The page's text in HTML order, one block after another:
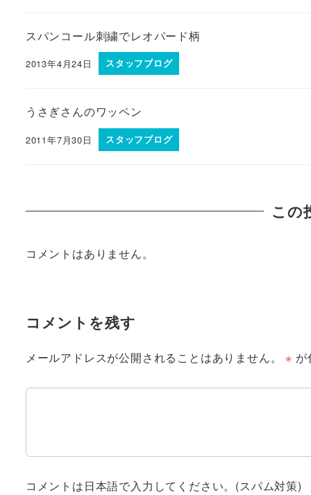
スパンコール刺繍でレオパード柄
2013年4月24日 スタッフブログ
うさぎさんのワッペン
2011年7月30日 スタッフブログ
この
コメントはありません。
コメントを残す
メールアドレスが公開されることはありません。 ※ が
コメントは日本語で入力してください。(スパム対策)